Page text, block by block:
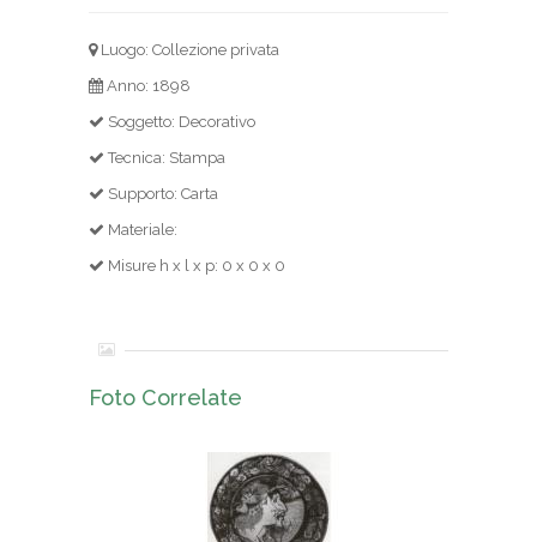
Luogo: Collezione privata
Anno: 1898
Soggetto: Decorativo
Tecnica: Stampa
Supporto: Carta
Materiale:
Misure h x l x p: 0 x 0 x 0
Foto Correlate